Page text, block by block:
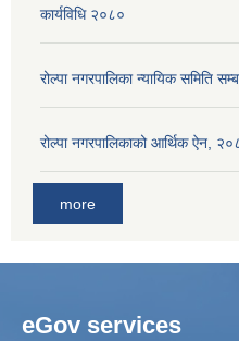
कार्यविधि २०८०
रोल्पा नगरपालिका न्यायिक समिति
रोल्पा नगरपालिकाको आर्थिक ऐन,
more
eGov services